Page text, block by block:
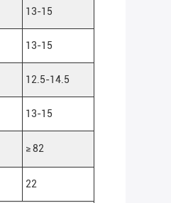
13-15
13-15
12.5-14.5
13-15
≥ 82
22